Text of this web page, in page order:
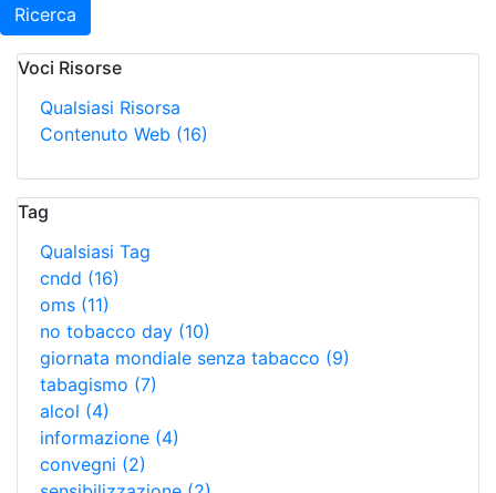
Ricerca
Voci Risorse
Qualsiasi Risorsa
Contenuto Web (16)
Tag
Qualsiasi Tag
cndd (16)
oms (11)
no tobacco day (10)
giornata mondiale senza tabacco (9)
tabagismo (7)
alcol (4)
informazione (4)
convegni (2)